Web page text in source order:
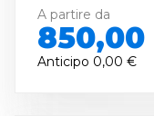
A partire da
850,00
Anticipo 0,00 €